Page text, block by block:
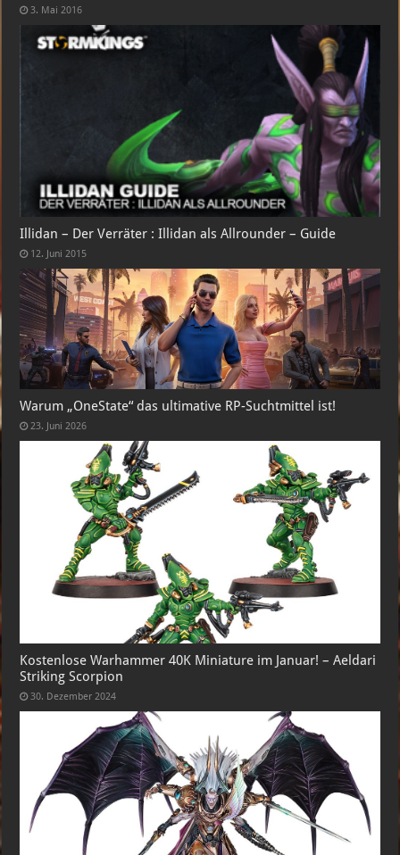
3. Mai 2016
Illidan – Der Verräter : Illidan als Allrounder – Guide
12. Juni 2015
Warum „OneState“ das ultimative RP-Suchtmittel ist!
23. Juni 2026
Kostenlose Warhammer 40K Miniature im Januar! – Aeldari
Striking Scorpion
30. Dezember 2024